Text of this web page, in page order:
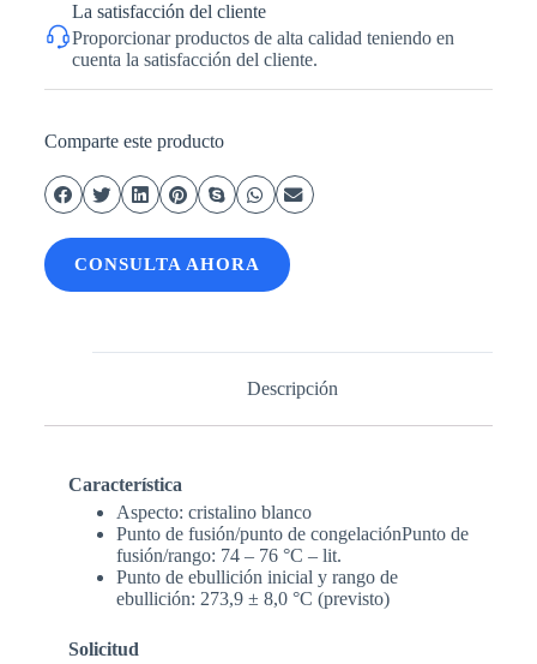
La satisfacción del cliente
Proporcionar productos de alta calidad teniendo en
cuenta la satisfacción del cliente.
Comparte este producto
CONSULTA AHORA
Descripción
Característica
Aspecto: cristalino blanco
Punto de fusión/punto de congelaciónPunto de
fusión/rango: 74 – 76 °C – lit.
Punto de ebullición inicial y rango de
ebullición: 273,9 ± 8,0 °C (previsto)
Solicitud